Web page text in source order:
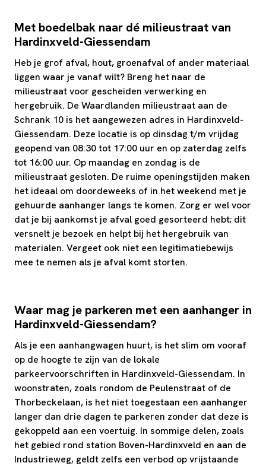
Met boedelbak naar dé milieustraat van
Hardinxveld-Giessendam
Heb je grof afval, hout, groenafval of ander materiaal
liggen waar je vanaf wilt? Breng het naar de
milieustraat voor gescheiden verwerking en
hergebruik. De Waardlanden milieustraat aan de
Schrank 10 is het aangewezen adres in Hardinxveld-
Giessendam. Deze locatie is op dinsdag t/m vrijdag
geopend van 08:30 tot 17:00 uur en op zaterdag zelfs
tot 16:00 uur. Op maandag en zondag is de
milieustraat gesloten. De ruime openingstijden maken
het ideaal om doordeweeks of in het weekend met je
gehuurde aanhanger langs te komen. Zorg er wel voor
dat je bij aankomst je afval goed gesorteerd hebt; dit
versnelt je bezoek en helpt bij het hergebruik van
materialen. Vergeet ook niet een legitimatiebewijs
mee te nemen als je afval komt storten.
Waar mag je parkeren met een aanhanger in
Hardinxveld-Giessendam?
Als je een aanhangwagen huurt, is het slim om vooraf
op de hoogte te zijn van de lokale
parkeervoorschriften in Hardinxveld-Giessendam. In
woonstraten, zoals rondom de Peulenstraat of de
Thorbeckelaan, is het niet toegestaan een aanhanger
langer dan drie dagen te parkeren zonder dat deze is
gekoppeld aan een voertuig. In sommige delen, zoals
het gebied rond station Boven-Hardinxveld en aan de
Industrieweg, geldt zelfs een verbod op vrijstaande